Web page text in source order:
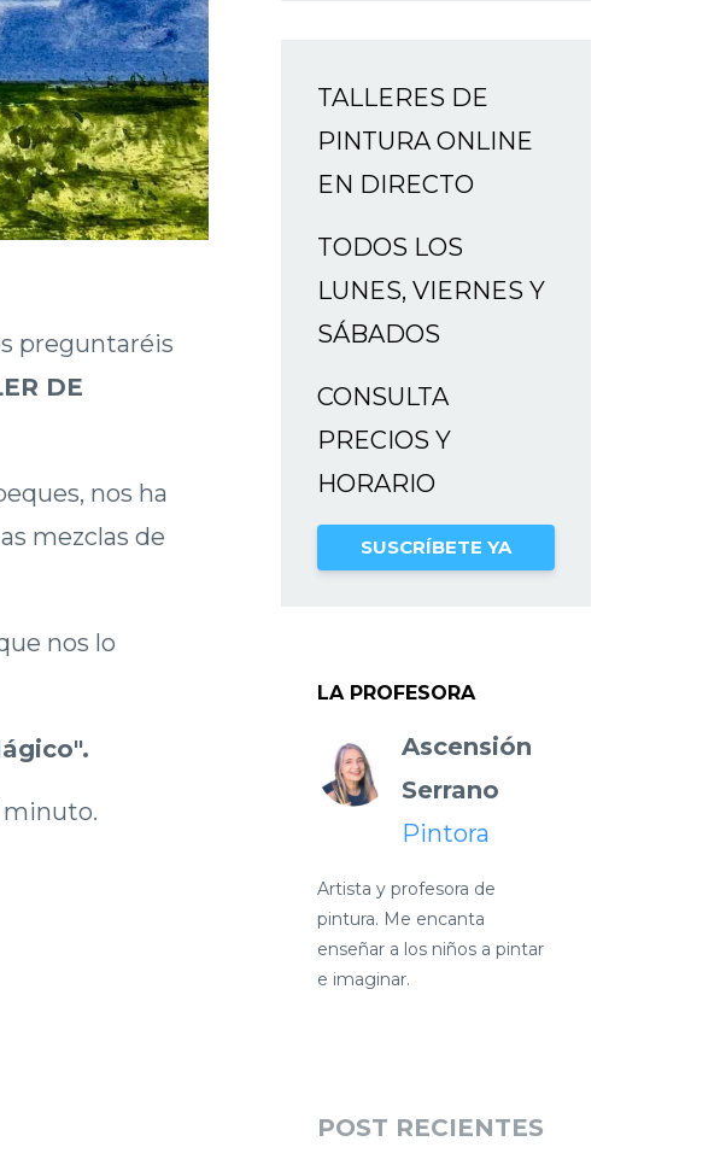
preguntaréis
DE
nos ha
mezclas de
nos lo
minuto.
TALLERES DE
PINTURA ONLINE
EN DIRECTO
TODOS LOS
LUNES, VIERNES Y
SÁBADOS
CONSULTA
PRECIOS Y
HORARIO
SUSCRÍBETE YA
LA PROFESORA
Ascensión
Serrano
Pintora
Artista y profesora de
pintura. Me encanta
enseñar a los niños a pintar
e imaginar.
POST RECIENTES